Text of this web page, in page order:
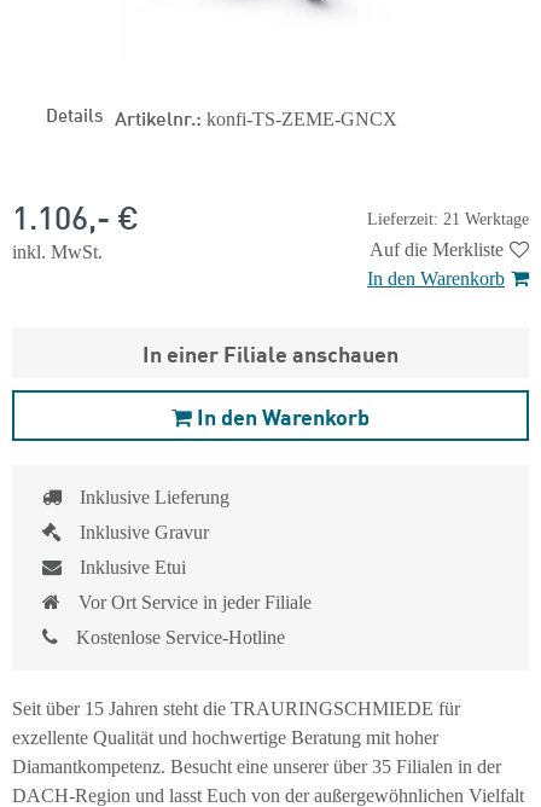
Details Artikelnr.: konfi-TS-ZEME-GNCX
Lieferzeit: 21 Werktage
1.106,- €
inkl. MwSt.
Auf die Merkliste
In den Warenkorb
In einer Filiale anschauen
In den Warenkorb
Inklusive Lieferung
Inklusive Gravur
Inklusive Etui
Vor Ort Service in jeder Filiale
Kostenlose Service-Hotline
Seit über 15 Jahren steht die TRAURINGSCHMIEDE für
exzellente Qualität und hochwertige Beratung mit hoher
Diamantkompetenz. Besucht eine unserer über 35 Filialen in der
DACH-Region und lasst Euch von der außergewöhnlichen Vielfalt